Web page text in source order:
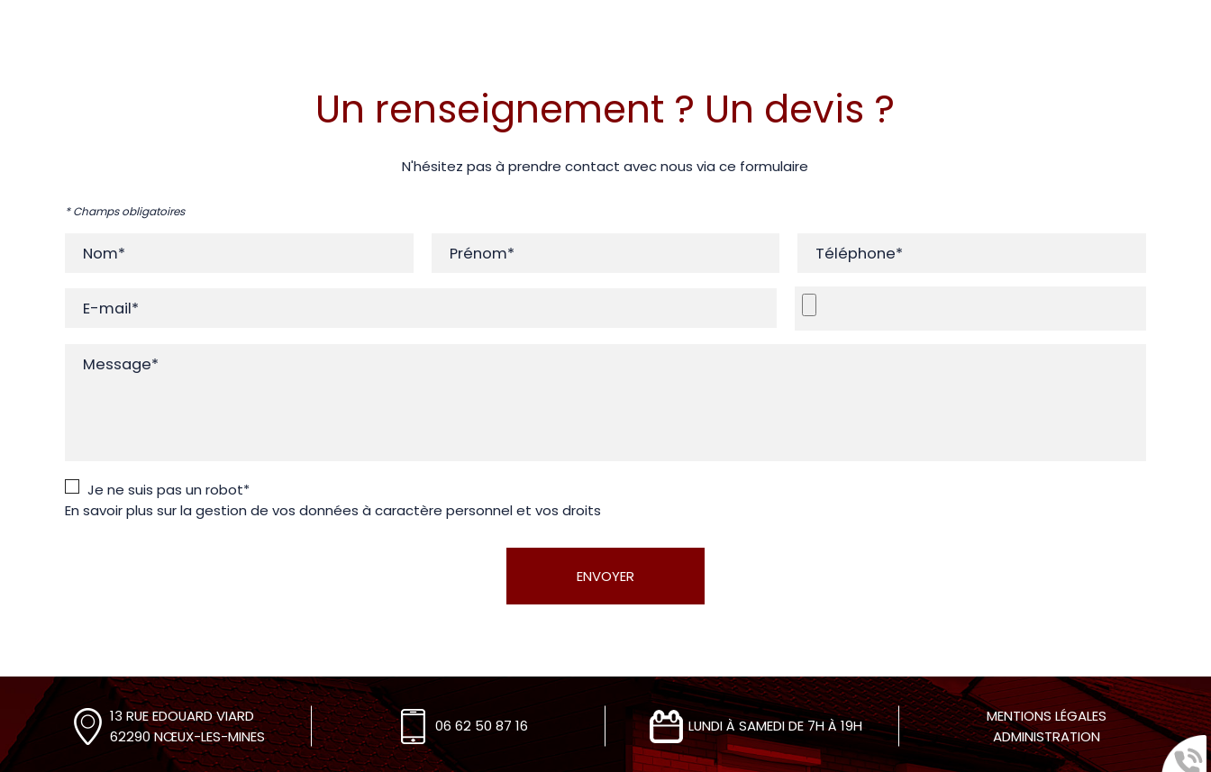
Un renseignement ? Un devis ?
N'hésitez pas à prendre contact avec nous via ce formulaire
* Champs obligatoires
Nom* Prénom* Téléphone*
E-mail*
Message*
Je ne suis pas un robot*
En savoir plus sur la gestion de vos données à caractère personnel et vos droits
ENVOYER
13 RUE EDOUARD VIARD
62290 NŒUX-LES-MINES
06 62 50 87 16 LUNDI À SAMEDI DE 7H À 19H
MENTIONS LÉGALES
ADMINISTRATION